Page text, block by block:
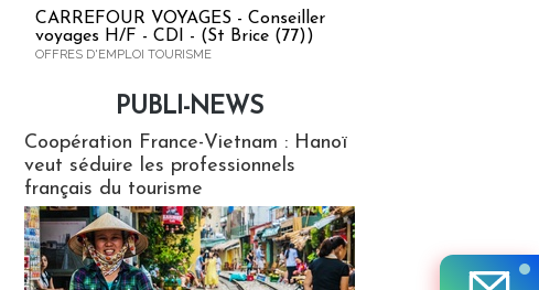
CARREFOUR VOYAGES - Conseiller
voyages H/F - CDI - (St Brice (77))
OFFRES D'EMPLOI TOURISME
PUBLI-NEWS
Coopération France-Vietnam : Hanoï
veut séduire les professionnels
français du tourisme